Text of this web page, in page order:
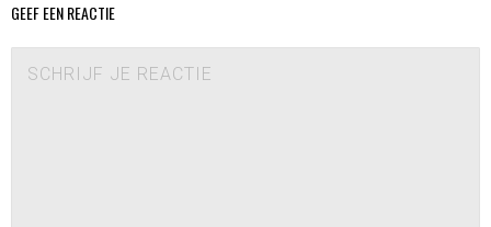
GEEF EEN REACTIE